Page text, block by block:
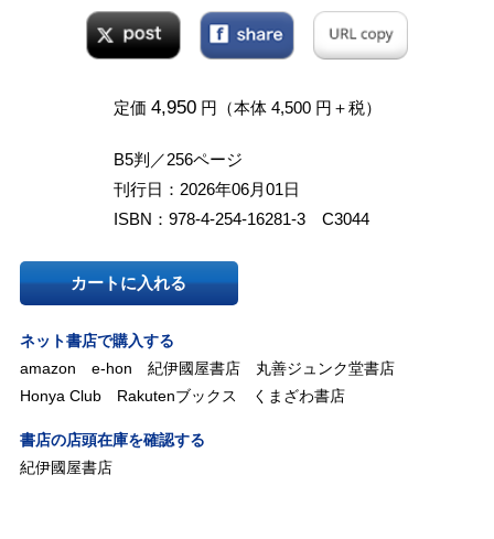
定価 4,950円（本体 4,500 円＋税）
B5判／256ページ
刊行日：2026年06月01日
ISBN：978-4-254-16281-3 C3044
カートに入れる
ネット書店で購入する
amazon
e-hon 紀伊國屋書店
丸善ジュンク堂書店
Honya Club
Rakutenブックス くまざわ書店
書店の店頭在庫を確認する
紀伊國屋書店